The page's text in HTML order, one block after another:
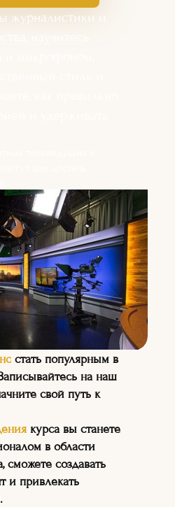
журналистики и
о
стать популярным в
на наш
свой путь к
курса вы станете
в области
сможете создавать
и привлекать